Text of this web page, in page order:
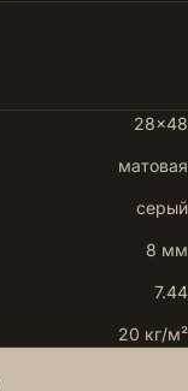
28×48
матовая
серый
8 мм
7.44
20 кг/м²